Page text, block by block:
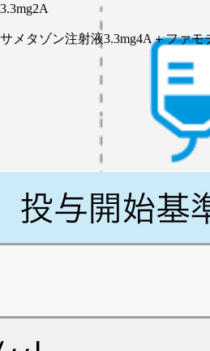
タゾン注射液3.3mg4A＋ファ
し､ その後14日間休薬する｡ これを1
日間連日経口投与し､ その後7日間休薬